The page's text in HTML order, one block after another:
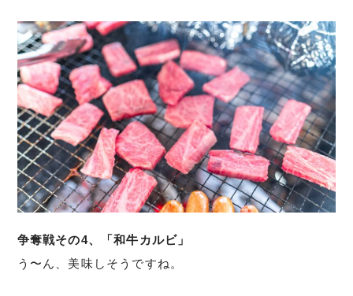
争奪戦その4、「和牛カルビ」
う〜ん、美味しそうですね。